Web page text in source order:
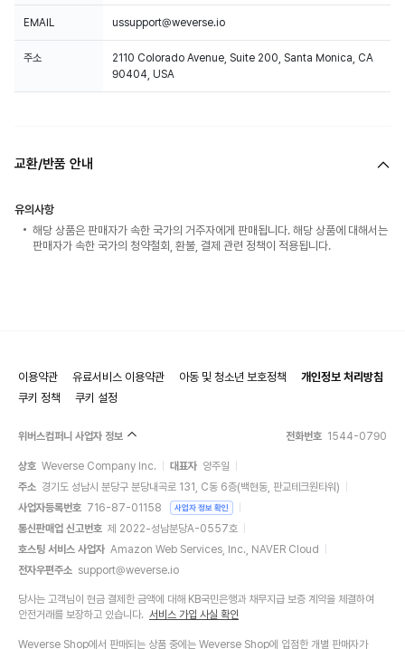
EMAIL ussupport@weverse.io
주소
2110 Colorado Avenue, Suite 200, Santa Monica, CA
90404, USA
교환/반품 안내
유의사항
해당 상품은 판매자가 속한 국가의 거주자에게 판매됩니다. 해당 상품에 대해서는
판매자가 속한 국가의 청약철회, 환불, 결제 관련 정책이 적용됩니다.
이용약관 유료서비스 이용약관 아동 및 청소년 보호정책
개인정보 처리방침
쿠키 정책
쿠키 설정
위버스컴퍼니 사업자 정보 전화번호 1544-0790
상호 Weverse Company Inc. 대표자 양주일
주소 경기도 성남시 분당구 분당내곡로 131, C동 6층(백현동, 판교테크원타워)
사업자등록번호 716-87-01158 사업자 정보 확인
통신판매업 신고번호 제 2022-성남분당A-0557호
호스팅 서비스 사업자 Amazon Web Services, Inc., NAVER Cloud
전자우편주소 support@weverse.io
당사는 고객님이 현금 결제한 금액에 대해 KB국민은행과 채무지급 보증 계약을 체결하여
안전거래를 보장하고 있습니다. 서비스 가입 사실 확인
Weverse Shop에서 판매되는 상품 중에는 Weverse Shop에 입점한 개별 판매자가